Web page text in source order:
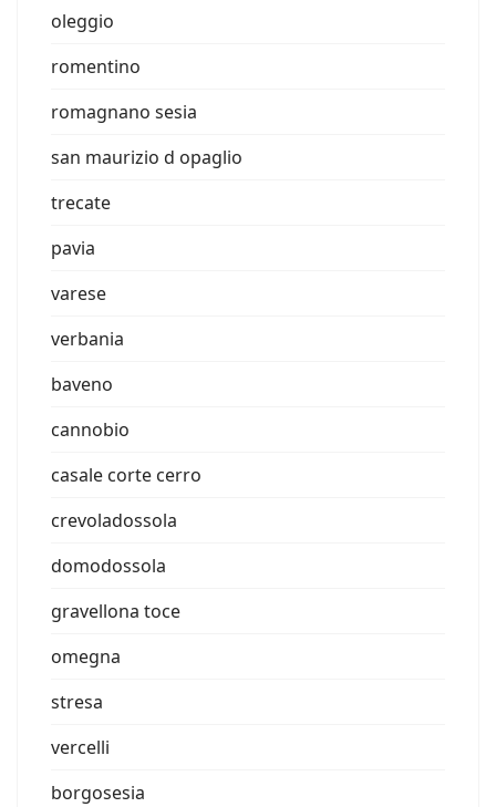
oleggio
romentino
romagnano sesia
san maurizio d opaglio
trecate
pavia
varese
verbania
baveno
cannobio
casale corte cerro
crevoladossola
domodossola
gravellona toce
omegna
stresa
vercelli
borgosesia